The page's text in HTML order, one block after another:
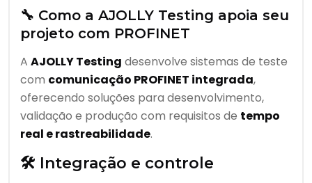
🔧 Como a AJOLLY Testing apoia seu
projeto com PROFINET
A AJOLLY Testing desenvolve sistemas de teste
com comunicação PROFINET integrada,
oferecendo soluções para desenvolvimento,
validação e produção com requisitos de tempo
real e rastreabilidade.
🛠️ Integração e controle